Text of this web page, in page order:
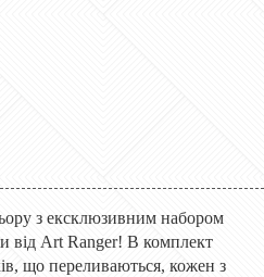
з ексклюзивним набором
від Art Ranger! В комплект
що переливаються, кожен з